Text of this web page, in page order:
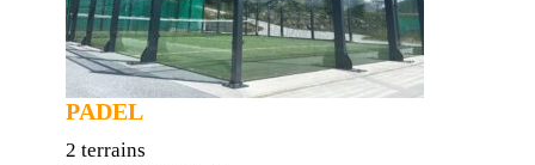
PADEL
2 terrains